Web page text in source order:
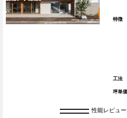
特徴
工法
坪単価
性能レビュー